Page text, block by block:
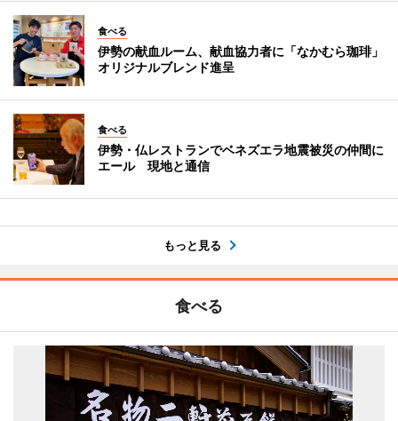
食べる
伊勢の献血ルーム、献血協力者に「なかむら珈琲」
オリジナルブレンド進呈
食べる
伊勢・仏レストランでベネズエラ地震被災の仲間に
エール 現地と通信
もっと見る
食べる